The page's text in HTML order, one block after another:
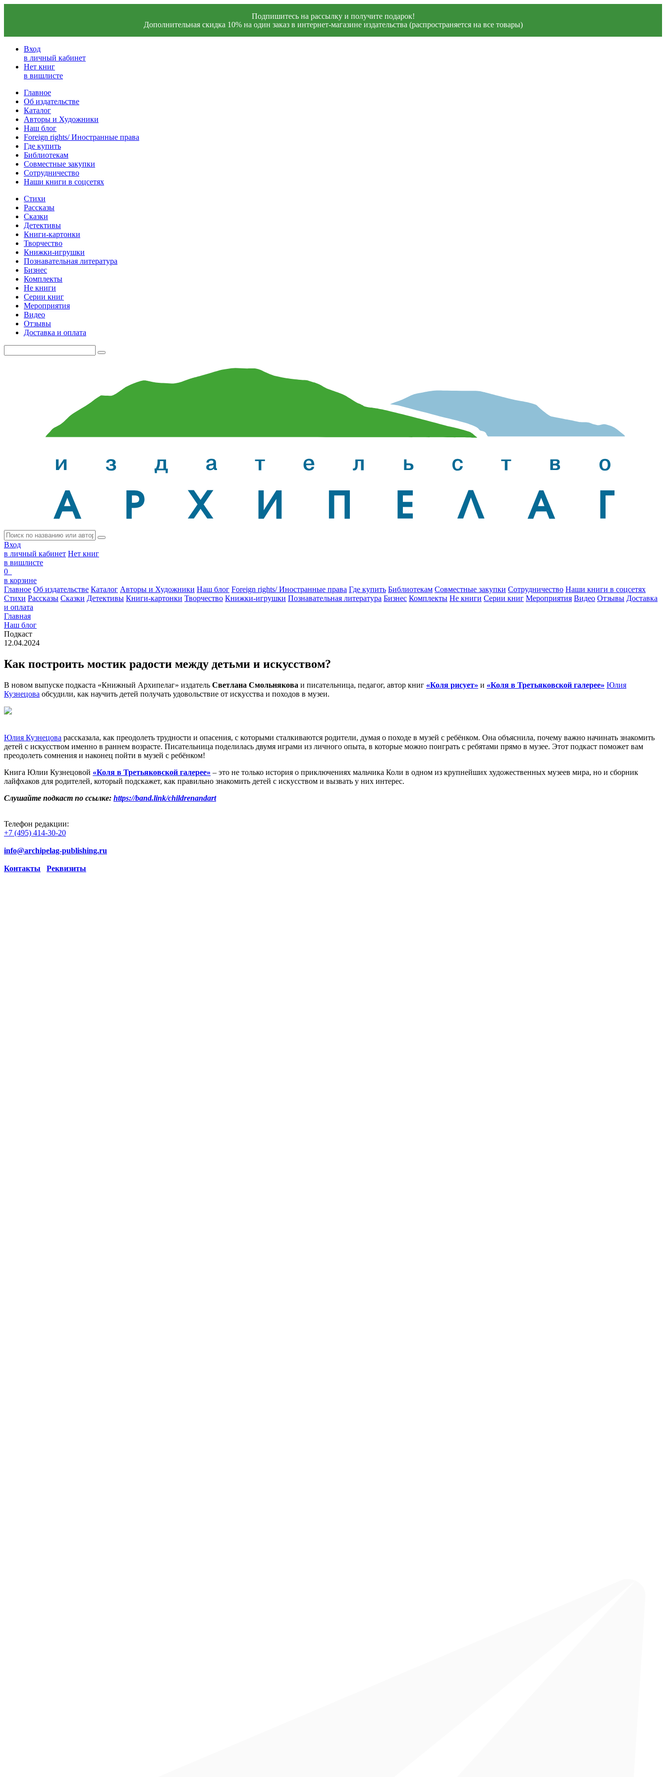
Подпишитесь на рассылку и получите подарок!
Дополнительная скидка 10% на один заказ в интернет-магазине издательства (распространяется на все товары)
Вход
в личный кабинет
Нет книг
в вишлисте
Главное
Об издательстве
Каталог
Авторы и Художники
Наш блог
Foreign rights/ Иностранные права
Где купить
Библиотекам
Совместные закупки
Сотрудничество
Наши книги в соцсетях
Стихи
Рассказы
Сказки
Детективы
Книги-картонки
Творчество
Книжки-игрушки
Познавательная литература
Бизнес
Комплекты
Не книги
Серии книг
Мероприятия
Видео
Отзывы
Доставка и оплата
Вход
в личный кабинет Нет книг
в вишлисте
0
в корзине
Главное Об издательстве Каталог Авторы и Художники Наш блог Foreign rights/ Иностранные права Где купить Библиотекам Совместные закупки Сотрудничество Наши книги в соцсетях
Стихи Рассказы Сказки Детективы Книги-картонки Творчество Книжки-игрушки Познавательная литература Бизнес Комплекты Не книги Серии книг Мероприятия Видео Отзывы Доставка
и оплата
Главная
Наш блог
Подкаст
12.04.2024
Как построить мостик радости между детьми и искусством?
В новом выпуске подкаста «Книжный Архипелаг» издатель Светлана Смольнякова и писательница, педагог, автор книг «Коля рисует» и «Коля в Третьяковской галерее» Юлия
Кузнецова обсудили, как научить детей получать удовольствие от искусства и походов в музеи.
Юлия Кузнецова рассказала, как преодолеть трудности и опасения, с которыми сталкиваются родители, думая о походе в музей с ребёнком. Она объяснила, почему важно начинать знакомить
детей с искусством именно в раннем возрасте. Писательница поделилась двумя играми из личного опыта, в которые можно поиграть с ребятами прямо в музее. Этот подкаст поможет вам
преодолеть сомнения и наконец пойти в музей с ребёнком!
Книга Юлии Кузнецовой «Коля в Третьяковской галерее» – это не только история о приключениях мальчика Коли в одном из крупнейших художественных музеев мира, но и сборник
лайфхаков для родителей, который подскажет, как правильно знакомить детей с искусством и вызвать у них интерес.
Слушайте подкаст по ссылке: https://band.link/childrenandart
Телефон редакции:
+7 (495) 414-30-20
info@archipelag-publishing.ru
Контакты Реквизиты